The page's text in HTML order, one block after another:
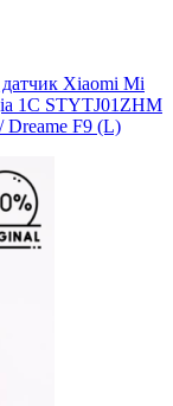
Xiaomi Mi
1C STYTJ01ZHM
Dreame F9 (L)